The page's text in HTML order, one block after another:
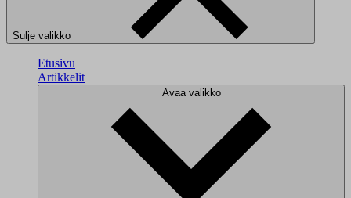
Sulje valikko
Etusivu
Artikkelit
Avaa valikko